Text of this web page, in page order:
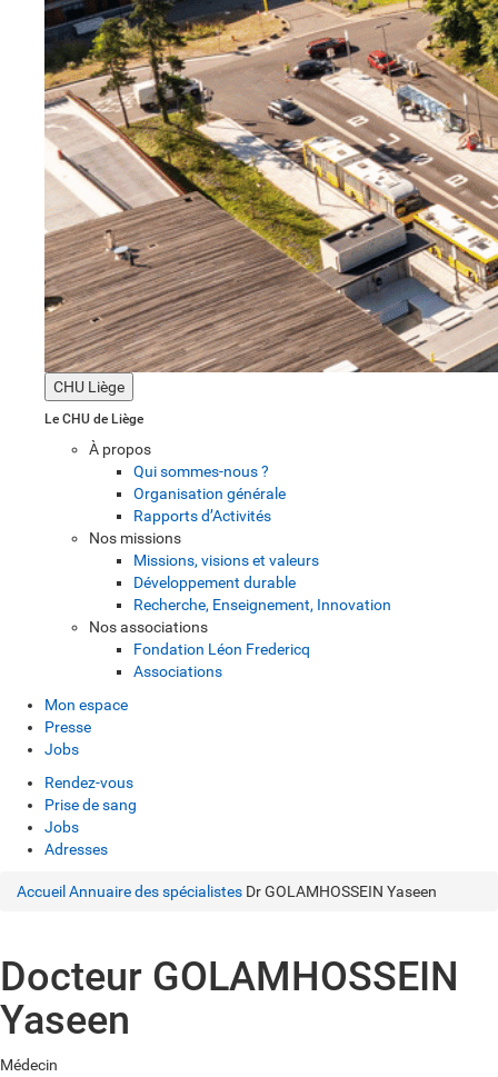
CHU Liège
Le CHU de Liège
À propos
Qui sommes-nous ?
Organisation générale
Rapports d’Activités
Nos missions
Missions, visions et valeurs
Développement durable
Recherche, Enseignement, Innovation
Nos associations
Fondation Léon Fredericq
Associations
Mon espace
Presse
Jobs
Rendez-vous
Prise de sang
Jobs
Adresses
Accueil Annuaire des spécialistes Dr GOLAMHOSSEIN Yaseen
Docteur GOLAMHOSSEIN
Yaseen
Médecin